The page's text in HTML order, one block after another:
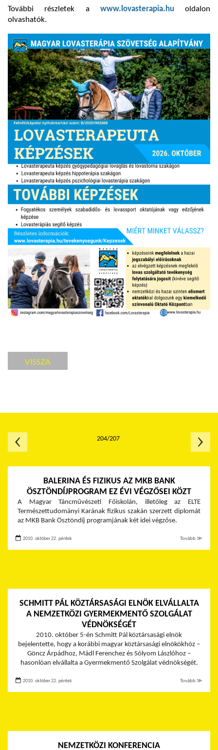
További részletek a www.lovasterapia.hu oldalon
olvashatók.
VISSZA
BALERINA ÉS FIZIKUS AZ MKB BANK
ÖSZTÖNDÍJPROGRAM EZ ÉVI VÉGZŐSEI KÖZT
A Magyar Táncművészeti Főiskolán, illetőleg az ELTE
Természettudományi Karának fizikus szakán szerzett diplomát
az MKB Bank Ösztöndíj programjának két idei végzőse.
2010. október 22. péntek Tovább ≫
SCHMITT PÁL KÖZTÁRSASÁGI ELNÖK ELVÁLLALTA
A NEMZETKÖZI GYERMEKMENTŐ SZOLGÁLAT
VÉDNÖKSÉGÉT
2010. október 5-én Schmitt Pál köztársasági elnök
bejelentette, hogy a korábbi magyar köztársasági elnökökhöz –
Göncz Árpádhoz, Mádl Ferenchez és Sólyom Lászlóhoz –
hasonlóan elvállalta a Gyermekmentő Szolgálat védnökségét.
2010. október 22. péntek Tovább ≫
NEMZETKÖZI KONFERENCIA
204/207